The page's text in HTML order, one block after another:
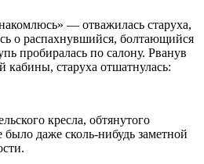
— отважилась старуха,
о распахнувшийся, болтающийся
пробиралась по салону. Рванув
кабины, старуха отшатнулась:
кресла, обтянутого
даже сколь-нибудь заметной